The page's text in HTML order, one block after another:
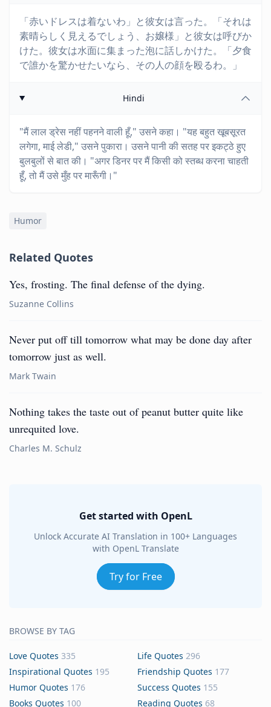
「赤いドレスは着ないわ」と彼女は言った。「それは
素晴らしく見えるでしょう、お嬢様」と彼女は呼びか
けた。彼女は水面に集まった泡に話しかけた。「夕食
で誰かを驚かせたいなら、その人の顔を殴るわ。」
Hindi
"मैं लाल ड्रेस नहीं पहनने वाली हूँ," उसने कहा। "यह बहुत खूबसूरत
लगेगा, माई लेडी," उसने पुकारा। उसने पानी की सतह पर इकट्ठे हुए
बुलबुलों से बात की। "अगर डिनर पर मैं किसी को स्तब्ध करना चाहती
हूँ, तो मैं उसे मुँह पर मारूँगी।"
Humor
Related Quotes
Yes, frosting. The final defense of the dying.
Suzanne Collins
Never put off till tomorrow what may be done day after
tomorrow just as well.
Mark Twain
Nothing takes the taste out of peanut butter quite like
unrequited love.
Charles M. Schulz
Get started with OpenL
Unlock Accurate AI Translation in 100+ Languages
with OpenL Translate
Try for Free
BROWSE BY TAG
Love Quotes 335 Life Quotes 296
Inspirational Quotes 195 Friendship Quotes 177
Humor Quotes 176 Success Quotes 155
Books Quotes 100 Reading Quotes 68